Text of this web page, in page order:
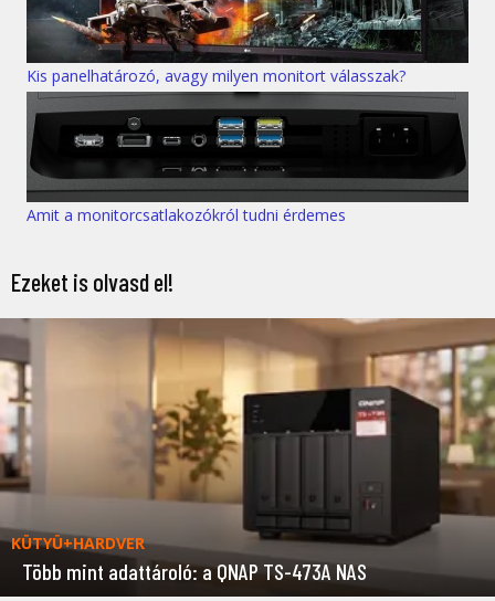
Kis panelhatározó, avagy milyen monitort válasszak?
Amit a monitorcsatlakozókról tudni érdemes
Ezeket is olvasd el!
KÜTYÜ+HARDVER
Több mint adattároló: a QNAP TS-473A NAS